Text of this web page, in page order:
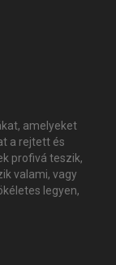
amelyeket
a rejtett és
profivá teszik,
valami, vagy
legyen,